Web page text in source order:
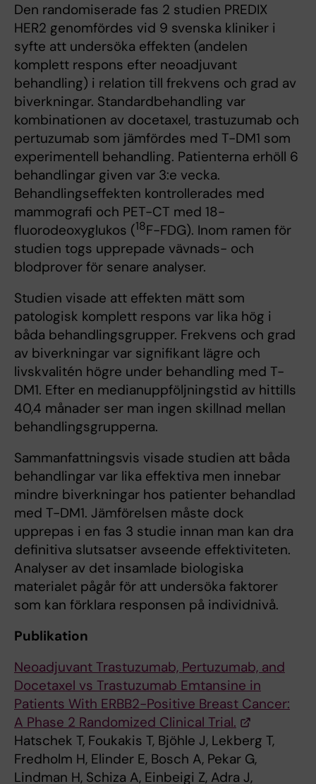
Den randomiserade fas 2 studien PREDIX
HER2 genomfördes vid 9 svenska kliniker i
syfte att undersöka effekten (andelen
komplett respons efter neoadjuvant
behandling) i relation till frekvens och grad av
biverkningar. Standardbehandling var
kombinationen av docetaxel, trastuzumab och
pertuzumab som jämfördes med T-DM1 som
experimentell behandling. Patienterna erhöll 6
behandlingar given var 3:e vecka.
Behandlingseffekten kontrollerades med
mammografi och PET-CT med 18-
fluorodeoxyglukos (18F-FDG). Inom ramen för
studien togs upprepade vävnads- och
blodprover för senare analyser.
Studien visade att effekten mätt som
patologisk komplett respons var lika hög i
båda behandlingsgrupper. Frekvens och grad
av biverkningar var signifikant lägre och
livskvalitén högre under behandling med T-
DM1. Efter en medianuppföljningstid av hittills
40,4 månader ser man ingen skillnad mellan
behandlingsgrupperna.
Sammanfattningsvis visade studien att båda
behandlingar var lika effektiva men innebar
mindre biverkningar hos patienter behandlad
med T-DM1. Jämförelsen måste dock
upprepas i en fas 3 studie innan man kan dra
definitiva slutsatser avseende effektiviteten.
Analyser av det insamlade biologiska
materialet pågår för att undersöka faktorer
som kan förklara responsen på individnivå.
Publikation
Neoadjuvant Trastuzumab, Pertuzumab, and
Docetaxel vs Trastuzumab Emtansine in
Patients With ERBB2-Positive Breast Cancer:
A Phase 2 Randomized Clinical Trial.
Hatschek T, Foukakis T, Bjöhle J, Lekberg T,
Fredholm H, Elinder E, Bosch A, Pekar G,
Lindman H, Schiza A, Einbeigi Z, Adra J,